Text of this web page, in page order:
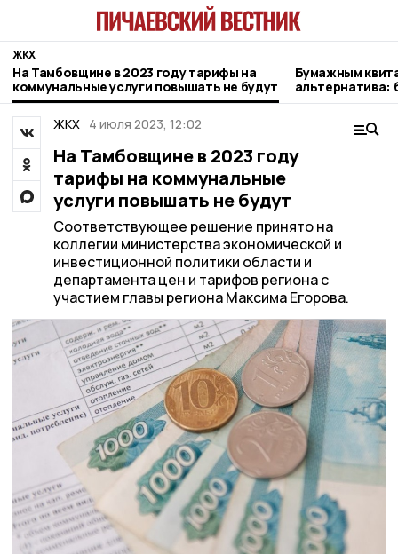
ЖКХ
На Тамбовщине в 2023 году тарифы на
коммунальные услуги повышать не будут
Бумажным
альтернатива:
пользователей
ЖКХ 4 июля 2023, 12:02
На Тамбовщине в 2023 году
тарифы на коммунальные
услуги повышать не будут
Соответствующее решение принято на
коллегии министерства экономической и
инвестиционной политики области и
департамента цен и тарифов региона с
участием главы региона Максима Егорова.